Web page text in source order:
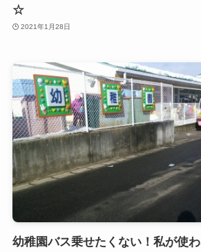
☆
2021年1月28日
幼稚園バス乗せたくない！私が使